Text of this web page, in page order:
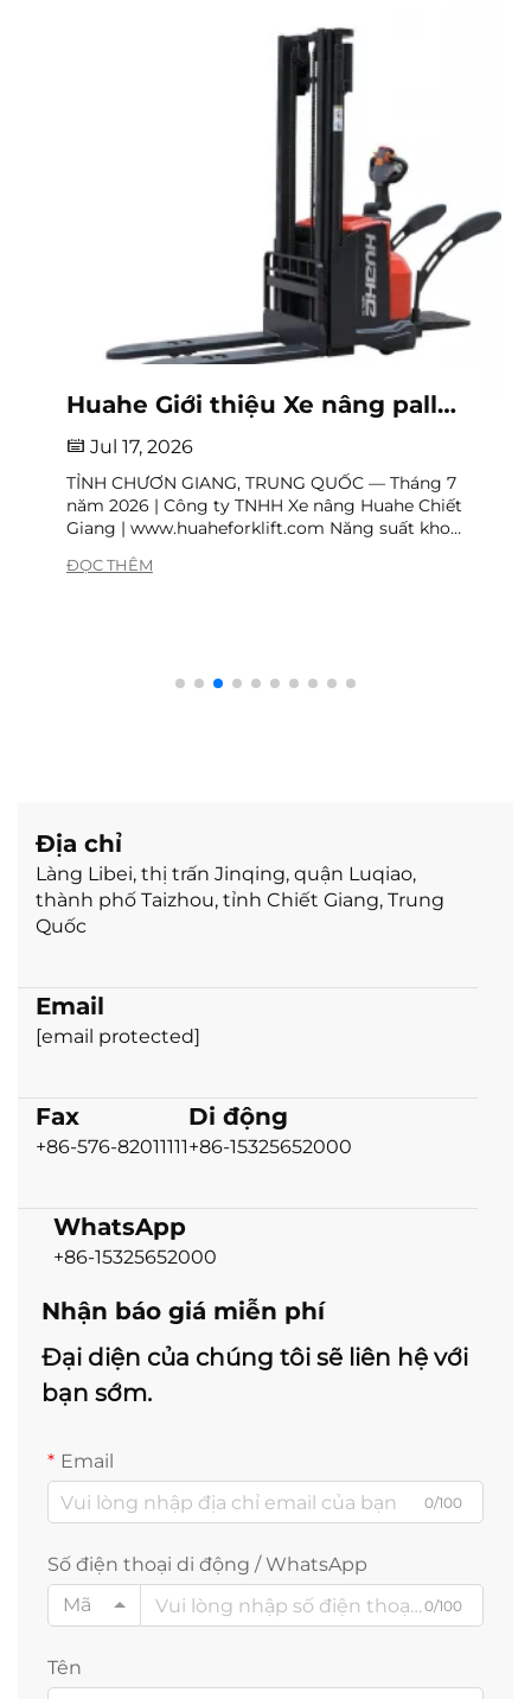
Huahe Giới thiệu Xe nâng pallet điện: Đáng tin cậy, nhỏ gọn và được thiết kế cho công việc kho hàng hàng ngày
Jul 17, 2026
TỈNH CHƯƠN GIANG, TRUNG QUỐC — Tháng 7
năm 2026 | Công ty TNHH Xe nâng Huahe Chiết
Giang | www.huaheforklift.com Năng suất kho
Nó nằm ở những máy móc xuất hiện đều đặn
ĐỌC THÊM
Địa chỉ
Làng Libei, thị trấn Jinqing, quận Luqiao,
thành phố Taizhou, tỉnh Chiết Giang, Trung
Quốc
Email
[email protected]
Fax
+86-576-82011111
Di động
+86-15325652000
WhatsApp
+86-15325652000
Nhận báo giá miễn phí
Đại diện của chúng tôi sẽ liên hệ với
bạn sớm.
Email
0/100
Số điện thoại di động / WhatsApp
Mã
0/100
Tên